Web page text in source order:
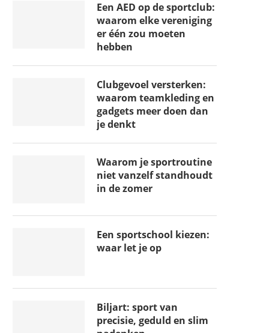
Een AED op de sportclub:
waarom elke vereniging
er één zou moeten
hebben
Clubgevoel versterken:
waarom teamkleding en
gadgets meer doen dan
je denkt
Waarom je sportroutine
niet vanzelf standhoudt
in de zomer
Een sportschool kiezen:
waar let je op
Biljart: sport van
precisie, geduld en slim